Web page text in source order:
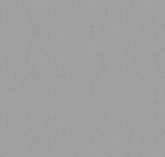
2025
IGNATA